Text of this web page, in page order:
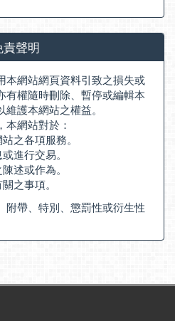
責聲明
本網站網頁資料引致之損失或
有權隨時刪除、暫停或編輯本
護本網站之權益。
網站對於：
之各項服務。
進行交易。
述或作為。
之事項。
附帶、特別、懲罰性或衍生性